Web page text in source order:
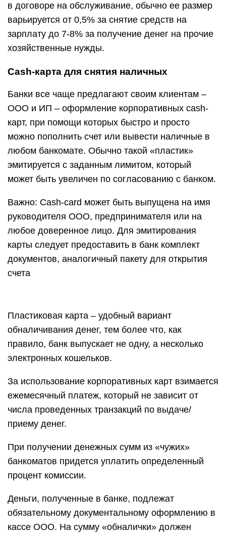
в договоре на обслуживание, обычно ее размер
варьируется от 0,5% за снятие средств на
зарплату до 7-8% за получение денег на прочие
хозяйственные нужды.
Cash-карта для снятия наличных
Банки все чаще предлагают своим клиентам –
ООО и ИП – оформление корпоративных cash-
карт, при помощи которых быстро и просто
можно пополнить счет или вывести наличные в
любом банкомате. Обычно такой «пластик»
эмитируется с заданным лимитом, который
может быть увеличен по согласованию с банком.
Важно: Cash-card может быть выпущена на имя
руководителя ООО, предпринимателя или на
любое доверенное лицо. Для эмитирования
карты следует предоставить в банк комплект
документов, аналогичный пакету для открытия
счета
Пластиковая карта – удобный вариант
обналичивания денег, тем более что, как
правило, банк выпускает не одну, а несколько
электронных кошельков.
За использование корпоративных карт взимается
ежемесячный платеж, который не зависит от
числа проведенных транзакций по выдаче/
приему денег.
При получении денежных сумм из «чужих»
банкоматов придется уплатить определенный
процент комиссии.
Деньги, полученные в банке, подлежат
обязательному документальному оформлению в
кассе ООО. На сумму «обналички» должен